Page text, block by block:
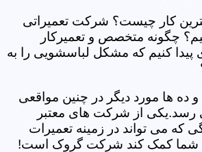
کار چیست؟ شرکت تعمیراتی
چگونه متخصص و تعمیرکار
کنیم که مشکل لباسشویی را به
ده ها مورد دیگر در چنین مواقعی
از شرکت های معتبر
که می تواند در زمینه تعمیرات
شما کمک کند شرکت گروک است!